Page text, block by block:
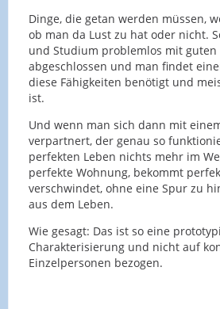
Dinge, die getan werden müssen,
ob man da Lust zu hat oder nicht.
und Studium problemlos mit guten
abgeschlossen und man findet
diese Fähigkeiten benötigt und
ist.
Und wenn man sich dann mit
verpartnert, der genau so
perfekten Leben nichts mehr im
perfekte Wohnung, bekommt
verschwindet, ohne eine Spur zu
aus dem Leben.
Wie gesagt: Das ist so eine
Charakterisierung und nicht auf
Einzelpersonen bezogen.